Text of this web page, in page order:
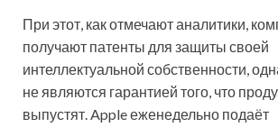
При этот, как отмечают аналитики,
получают патенты для защиты своей
интеллектуальной собственности,
не являются гарантией того, что
выпустят. Apple еженедельно подаёт